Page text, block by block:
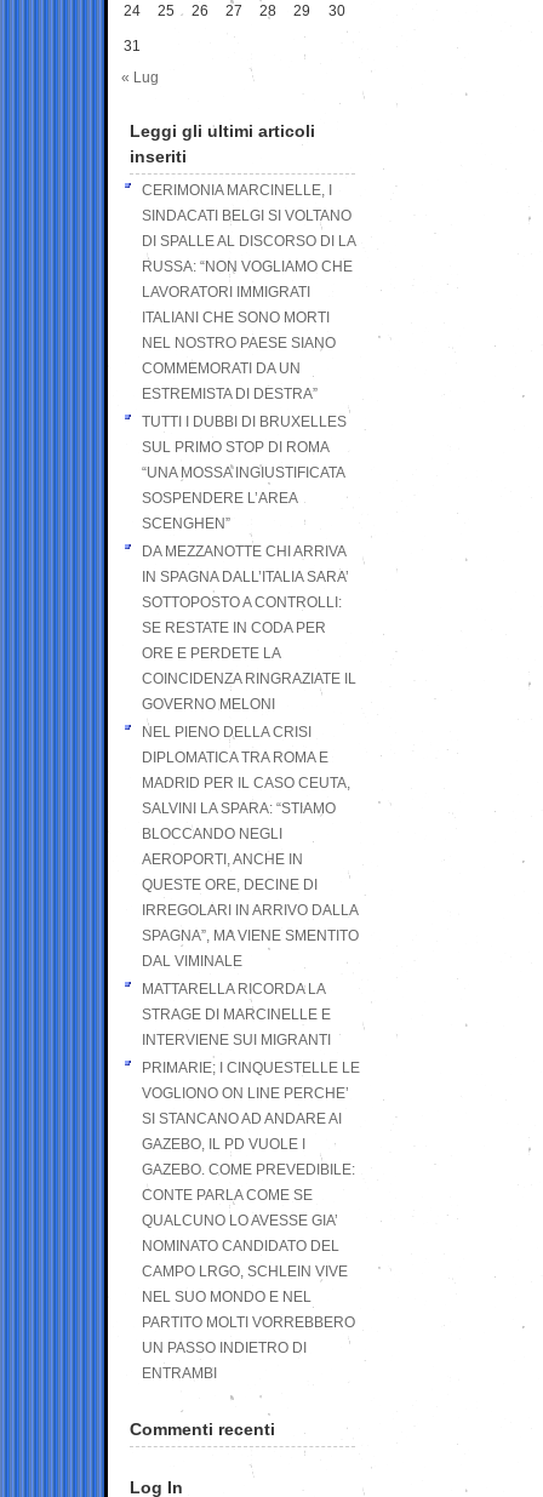
24 25 26 27 28 29 30
31
« Lug
Leggi gli ultimi articoli
inseriti
CERIMONIA MARCINELLE, I
SINDACATI BELGI SI VOLTANO
DI SPALLE AL DISCORSO DI LA
RUSSA: “NON VOGLIAMO CHE
LAVORATORI IMMIGRATI
ITALIANI CHE SONO MORTI
NEL NOSTRO PAESE SIANO
COMMEMORATI DA UN
ESTREMISTA DI DESTRA”
TUTTI I DUBBI DI BRUXELLES
SUL PRIMO STOP DI ROMA
“UNA MOSSA INGIUSTIFICATA
SOSPENDERE L’AREA
SCENGHEN”
DA MEZZANOTTE CHI ARRIVA
IN SPAGNA DALL’ITALIA SARA’
SOTTOPOSTO A CONTROLLI:
SE RESTATE IN CODA PER
ORE E PERDETE LA
COINCIDENZA RINGRAZIATE IL
GOVERNO MELONI
NEL PIENO DELLA CRISI
DIPLOMATICA TRA ROMA E
MADRID PER IL CASO CEUTA,
SALVINI LA SPARA: “STIAMO
BLOCCANDO NEGLI
AEROPORTI, ANCHE IN
QUESTE ORE, DECINE DI
IRREGOLARI IN ARRIVO DALLA
SPAGNA”, MA VIENE SMENTITO
DAL VIMINALE
MATTARELLA RICORDA LA
STRAGE DI MARCINELLE E
INTERVIENE SUI MIGRANTI
PRIMARIE; I CINQUESTELLE LE
VOGLIONO ON LINE PERCHE’
SI STANCANO AD ANDARE AI
GAZEBO, IL PD VUOLE I
GAZEBO. COME PREVEDIBILE:
CONTE PARLA COME SE
QUALCUNO LO AVESSE GIA’
NOMINATO CANDIDATO DEL
CAMPO LRGO, SCHLEIN VIVE
NEL SUO MONDO E NEL
PARTITO MOLTI VORREBBERO
UN PASSO INDIETRO DI
ENTRAMBI
Commenti recenti
Log In